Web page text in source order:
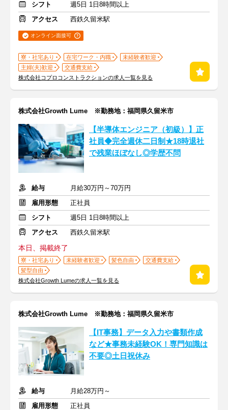
シフト
週5日 1日8時間以上
アクセス
西鉄久留米駅
オンライン面接可
寮・社宅あり 在宅ワーク・内職
未経験者歓迎
主婦(夫)歓迎
交通費支給
株式会社コプロコンストラクションの求人一覧を見る
株式会社Growth Lume ※勤務地：福岡県久留米市
【半導体エンジニア（初級）】正
社員◆完全週休二日制★18時退社
で残業ほぼなし◎学歴不問
給与
月給30万円～70万円
雇用形態
正社員
シフト
週5日 1日8時間以上
アクセス
西鉄久留米駅
本日、掲載終了
寮・社宅あり 未経験者歓迎 髪色自由
交通費支給
髪型自由
株式会社Growth Lumeの求人一覧を見る
株式会社Growth Lume ※勤務地：福岡県久留米市
【IT事務】データ入力や書類作成
など★事務未経験OK！専門知識は
不要◎土日祝休み
給与
月給28万円～
雇用形態
正社員